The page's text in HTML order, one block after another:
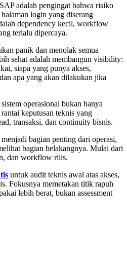
adalah pengingat bahwa risiko
login yang diserang
dependency kecil, workflow
terlalu dipercaya.
panik dan menolak semua
sehat adalah membangun visibility:
siapa yang punya akses,
apa yang akan dilakukan jika
operasional bukan hanya
keputusan teknis yang
transaksi, dan continuity bisnis.
bagian penting dari operasi,
bagian belakangnya. Mulai dari
dan workflow rilis.
untuk audit teknis awal atas akses,
Fokusnya memetakan titik rapuh
lebih berat, bukan assessment